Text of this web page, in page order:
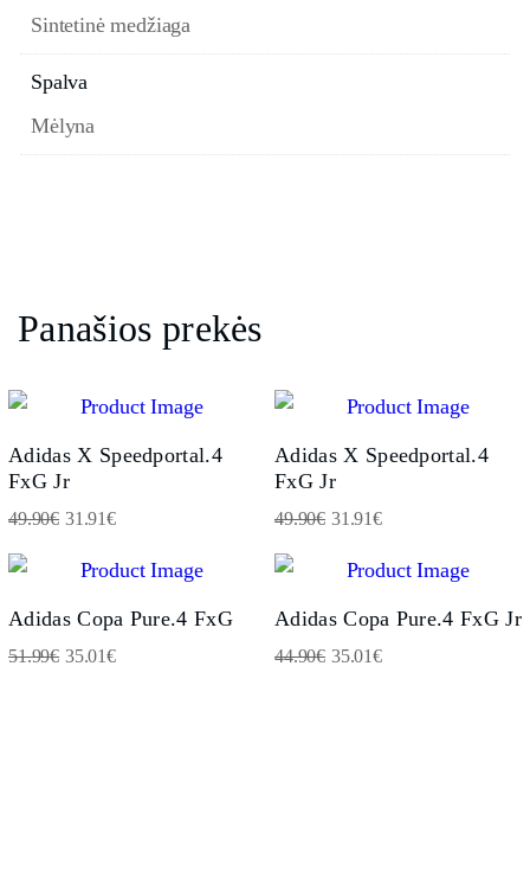
Sintetinė medžiaga
Spalva
Mėlyna
Panašios prekės
Adidas X Speedportal.4
FxG Jr
49.90€ 31.91€
Adidas X Speedportal.4
FxG Jr
49.90€ 31.91€
Adidas Copa Pure.4 FxG
51.99€ 35.01€
Adidas Copa Pure.4 FxG Jr
44.90€ 35.01€